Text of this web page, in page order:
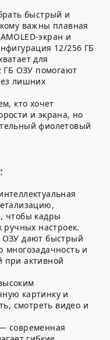
быстрый и
важны плавная
экран и
12/256 ГБ
для
ГБ ОЗУ помогают
лишних
кто хочет
и экрана, но
фиолетовый
чтобы кадры
ручных настроек.
дают быстрый
многозадачность и
при активной
картинку и
смотреть видео и
современная